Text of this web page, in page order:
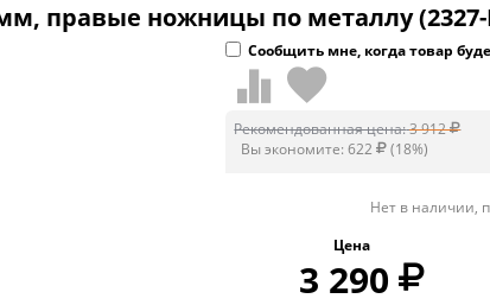
мм, правые ножницы по металлу (2327-
Сообщить мне, когда товар
Рекомендованная цена:3 912
Вы экономите:622 (18%)
Нет в наличии,
Цена
3 290